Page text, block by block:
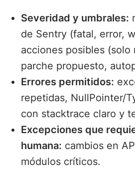
Severidad y umbrales:
de Sentry (fatal, error,
acciones posibles (solo
parche propuesto,
Errores permitidos:
repetidas, NullPointer/
con stacktrace claro y
Excepciones que
humana: cambios en
módulos críticos.